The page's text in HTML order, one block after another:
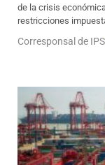
de la crisis
restricciones
Corresponsal de IPS